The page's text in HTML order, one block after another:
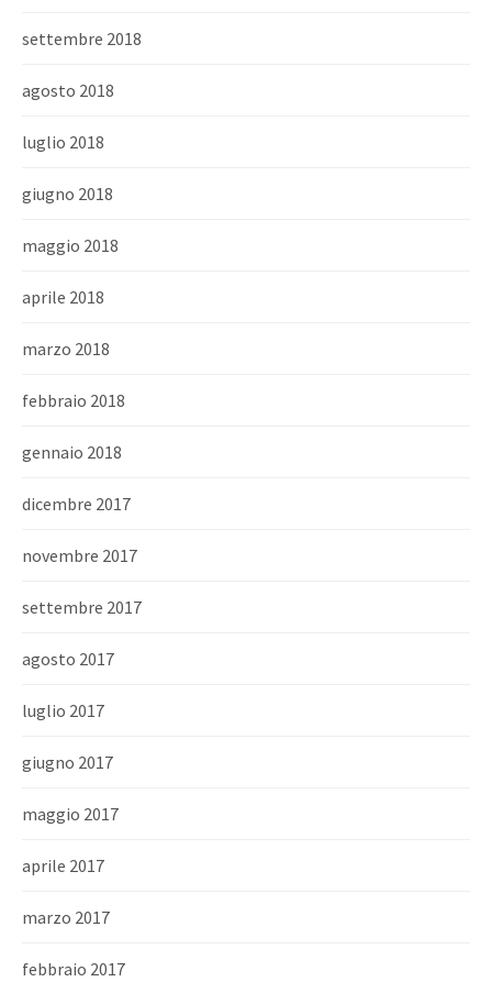
settembre 2018
agosto 2018
luglio 2018
giugno 2018
maggio 2018
aprile 2018
marzo 2018
febbraio 2018
gennaio 2018
dicembre 2017
novembre 2017
settembre 2017
agosto 2017
luglio 2017
giugno 2017
maggio 2017
aprile 2017
marzo 2017
febbraio 2017